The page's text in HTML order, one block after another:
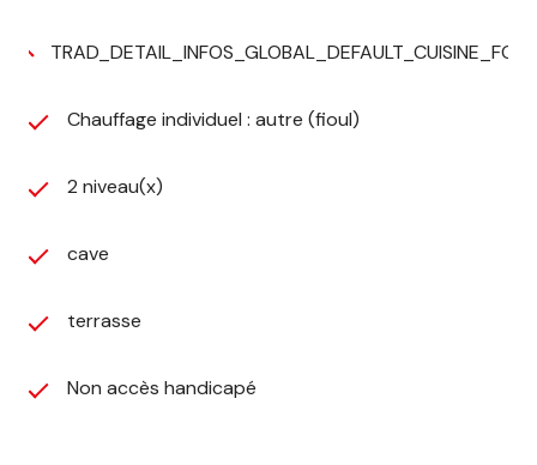
Chauffage individuel : autre (fioul)
2 niveau(x)
cave
terrasse
Non accès handicapé